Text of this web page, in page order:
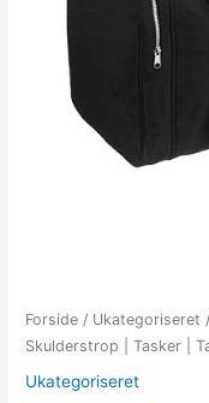
Forside / Ukategoriseret
Skulderstrop | Tasker |
Ukategoriseret